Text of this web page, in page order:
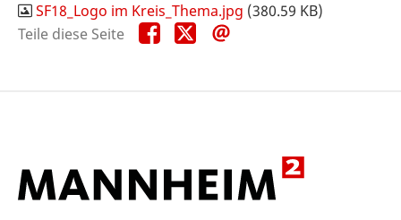
SF18_Logo im Kreis_Thema.jpg (380.59 KB)
Teile diese Seite
Teile
diese
Teile
diese